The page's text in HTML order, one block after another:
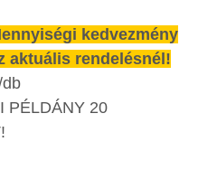
kedvezmény
aktuális rendelésnél!
PÉLDÁNY 20